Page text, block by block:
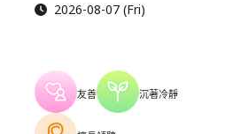
2026-08-07 (Fri)
友善 沉著冷靜